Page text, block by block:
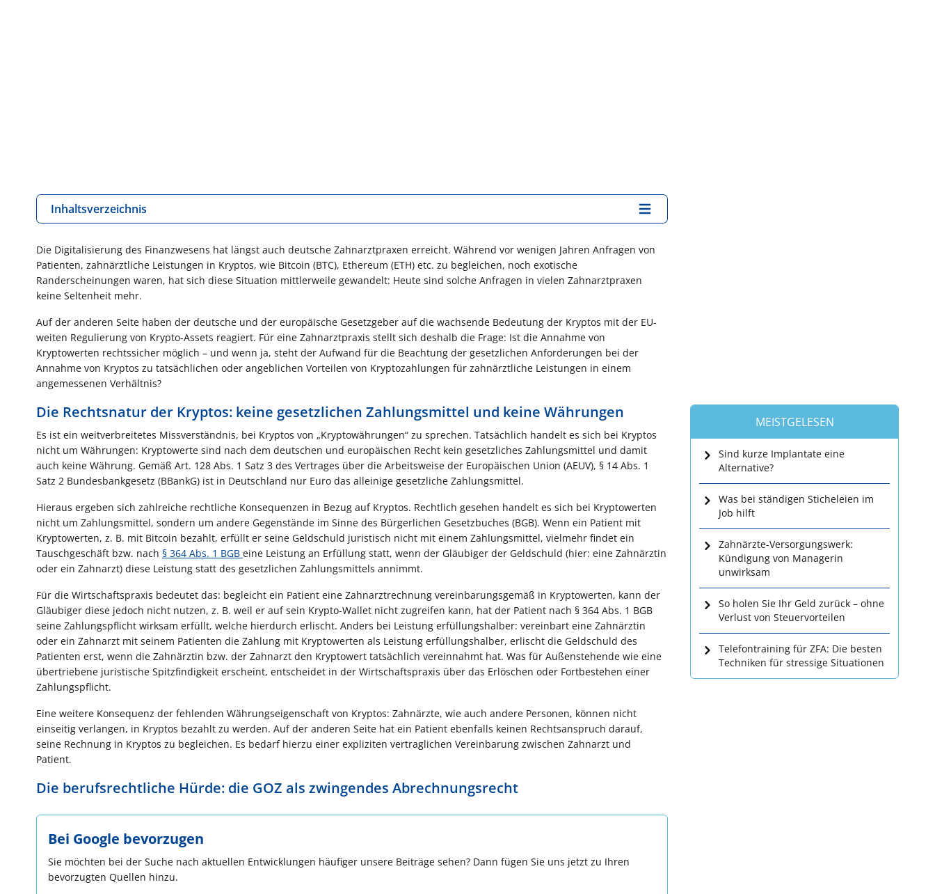
Inhaltsverzeichnis
Die Digitalisierung des Finanzwesens hat längst auch deutsche Zahnarztpraxen erreicht. Während vor wenigen Jahren Anfragen von
Patienten, zahnärztliche Leistungen in Kryptos, wie Bitcoin (BTC), Ethereum (ETH) etc. zu begleichen, noch exotische
Randerscheinungen waren, hat sich diese Situation mittlerweile gewandelt: Heute sind solche Anfragen in vielen Zahnarztpraxen
keine Seltenheit mehr.
Auf der anderen Seite haben der deutsche und der europäische Gesetzgeber auf die wachsende Bedeutung der Kryptos mit der EU-
weiten Regulierung von Krypto-Assets reagiert. Für eine Zahnarztpraxis stellt sich deshalb die Frage: Ist die Annahme von
Kryptowerten rechtssicher möglich – und wenn ja, steht der Aufwand für die Beachtung der gesetzlichen Anforderungen bei der
Annahme von Kryptos zu tatsächlichen oder angeblichen Vorteilen von Kryptozahlungen für zahnärztliche Leistungen in einem
angemessenen Verhältnis?
Die Rechtsnatur der Kryptos: keine gesetzlichen Zahlungsmittel und keine Währungen
Es ist ein weitverbreitetes Missverständnis, bei Kryptos von „Kryptowährungen“ zu sprechen. Tatsächlich handelt es sich bei Kryptos
nicht um Währungen: Kryptowerte sind nach dem deutschen und europäischen Recht kein gesetzliches Zahlungsmittel und damit
auch keine Währung. Gemäß Art. 128 Abs. 1 Satz 3 des Vertrages über die Arbeitsweise der Europäischen Union (AEUV), § 14 Abs. 1
Satz 2 Bundesbankgesetz (BBankG) ist in Deutschland nur Euro das alleinige gesetzliche Zahlungsmittel.
Hieraus ergeben sich zahlreiche rechtliche Konsequenzen in Bezug auf Kryptos. Rechtlich gesehen handelt es sich bei Kryptowerten
nicht um Zahlungsmittel, sondern um andere Gegenstände im Sinne des Bürgerlichen Gesetzbuches (BGB). Wenn ein Patient mit
Kryptowerten, z. B. mit Bitcoin bezahlt, erfüllt er seine Geldschuld juristisch nicht mit einem Zahlungsmittel, vielmehr findet ein
Tauschgeschäft bzw. nach § 364 Abs. 1 BGB eine Leistung an Erfüllung statt, wenn der Gläubiger der Geldschuld (hier: eine Zahnärztin
oder ein Zahnarzt) diese Leistung statt des gesetzlichen Zahlungsmittels annimmt.
Für die Wirtschaftspraxis bedeutet das: begleicht ein Patient eine Zahnarztrechnung vereinbarungsgemäß in Kryptowerten, kann der
Gläubiger diese jedoch nicht nutzen, z. B. weil er auf sein Krypto-Wallet nicht zugreifen kann, hat der Patient nach § 364 Abs. 1 BGB
seine Zahlungspflicht wirksam erfüllt, welche hierdurch erlischt. Anders bei Leistung erfüllungshalber: vereinbart eine Zahnärztin
oder ein Zahnarzt mit seinem Patienten die Zahlung mit Kryptowerten als Leistung erfüllungshalber, erlischt die Geldschuld des
Patienten erst, wenn die Zahnärztin bzw. der Zahnarzt den Kryptowert tatsächlich vereinnahmt hat. Was für Außenstehende wie eine
übertriebene juristische Spitzfindigkeit erscheint, entscheidet in der Wirtschaftspraxis über das Erlöschen oder Fortbestehen einer
Zahlungspflicht.
Eine weitere Konsequenz der fehlenden Währungseigenschaft von Kryptos: Zahnärzte, wie auch andere Personen, können nicht
einseitig verlangen, in Kryptos bezahlt zu werden. Auf der anderen Seite hat ein Patient ebenfalls keinen Rechtsanspruch darauf,
seine Rechnung in Kryptos zu begleichen. Es bedarf hierzu einer expliziten vertraglichen Vereinbarung zwischen Zahnarzt und
Patient.
Die berufsrechtliche Hürde: die GOZ als zwingendes Abrechnungsrecht
Bei Google bevorzugen
Sie möchten bei der Suche nach aktuellen Entwicklungen häufiger unsere Beiträge sehen? Dann fügen Sie uns jetzt zu Ihren
bevorzugten Quellen hinzu.
MEISTGELESEN
Sind kurze Implantate eine
Alternative?
Was bei ständigen Sticheleien im
Job hilft
Zahnärzte-Versorgungswerk:
Kündigung von Managerin
unwirksam
So holen Sie Ihr Geld zurück – ohne
Verlust von Steuervorteilen
Telefontraining für ZFA: Die besten
Techniken für stressige Situationen